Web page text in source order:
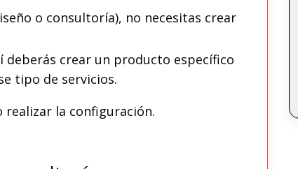
o consultoría), no necesitas crear
deberás crear un producto específico
tipo de servicios.
la configuración.